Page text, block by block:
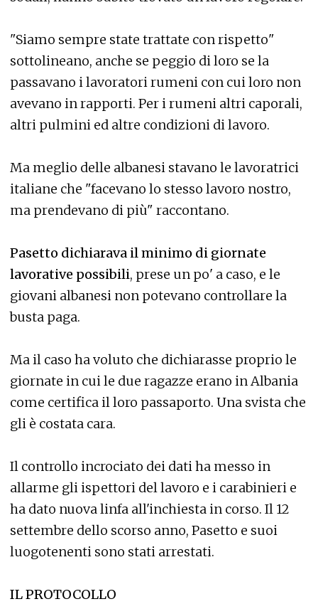
"Siamo sempre state trattate con rispetto"
sottolineano, anche se peggio di loro se la
passavano i lavoratori rumeni con cui loro non
avevano in rapporti. Per i rumeni altri caporali,
altri pulmini ed altre condizioni di lavoro.
Ma meglio delle albanesi stavano le lavoratrici
italiane che "facevano lo stesso lavoro nostro,
ma prendevano di più" raccontano.
Pasetto dichiarava il minimo di giornate
lavorative possibili, prese un po' a caso, e le
giovani albanesi non potevano controllare la
busta paga.
Ma il caso ha voluto che dichiarasse proprio le
giornate in cui le due ragazze erano in Albania
come certifica il loro passaporto. Una svista che
gli è costata cara.
Il controllo incrociato dei dati ha messo in
allarme gli ispettori del lavoro e i carabinieri e
ha dato nuova linfa all'inchiesta in corso. Il 12
settembre dello scorso anno, Pasetto e suoi
luogotenenti sono stati arrestati.
IL PROTOCOLLO